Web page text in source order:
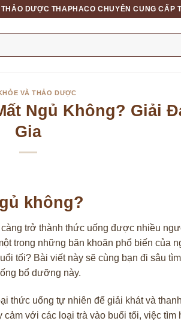
THẢO DƯỢC THAPHACO CHUYÊN CUNG CẤP
VÀ THẢO DƯỢC
Ngủ Không? Giải
Gia
không?
trở thành thức uống được nhiều
trong những băn khoăn phổ biến của
tối? Bài viết này sẽ cùng bạn đi sâu
bổ dưỡng này.
thức uống tự nhiên để giải khát và
với các loại trà vào buổi tối, việc